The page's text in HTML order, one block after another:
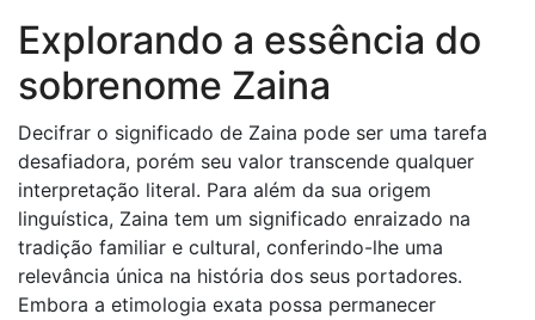
Explorando a essência do
sobrenome Zaina
Decifrar o significado de Zaina pode ser uma tarefa
desafiadora, porém seu valor transcende qualquer
interpretação literal. Para além da sua origem
linguística, Zaina tem um significado enraizado na
tradição familiar e cultural, conferindo-lhe uma
relevância única na história dos seus portadores.
Embora a etimologia exata possa permanecer